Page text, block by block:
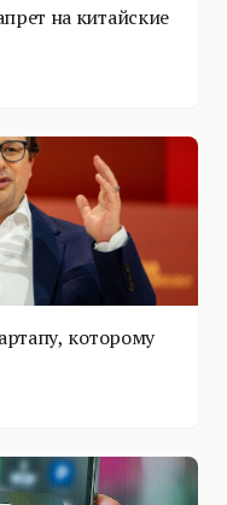
на китайские
которому